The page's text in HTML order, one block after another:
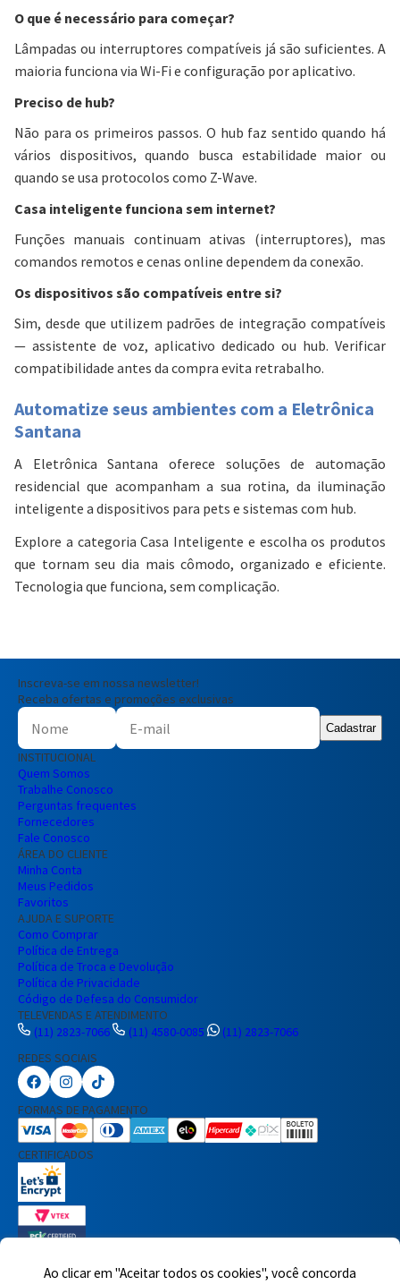
Ao clicar em "Aceitar todos os cookies", você concorda
O que é necessário para começar?
Lâmpadas ou interruptores compatíveis já são suficientes. A
maioria funciona via Wi-Fi e configuração por aplicativo.
Preciso de hub?
Não para os primeiros passos. O hub faz sentido quando há
vários dispositivos, quando busca estabilidade maior ou
quando se usa protocolos como Z-Wave.
Casa inteligente funciona sem internet?
Funções manuais continuam ativas (interruptores), mas
comandos remotos e cenas online dependem da conexão.
Os dispositivos são compatíveis entre si?
Sim, desde que utilizem padrões de integração compatíveis
— assistente de voz, aplicativo dedicado ou hub. Verificar
compatibilidade antes da compra evita retrabalho.
Automatize seus ambientes com a Eletrônica
Santana
A Eletrônica Santana oferece soluções de automação
residencial que acompanham a sua rotina, da iluminação
inteligente a dispositivos para pets e sistemas com hub.
Explore a categoria Casa Inteligente e escolha os produtos
que tornam seu dia mais cômodo, organizado e eficiente.
Tecnologia que funciona, sem complicação.
Inscreva-se em nossa newsletter!
Receba ofertas e promoções exclusivas
Cadastrar
INSTITUCIONAL
Quem Somos
Trabalhe Conosco
Perguntas frequentes
Fornecedores
Fale Conosco
ÁREA DO CLIENTE
Minha Conta
Meus Pedidos
Favoritos
AJUDA E SUPORTE
Como Comprar
Política de Entrega
Política de Troca e Devolução
Política de Privacidade
Código de Defesa do Consumidor
TELEVENDAS E ATENDIMENTO
(11) 2823-7066
(11) 4580-0085
(11) 2823-7066
REDES SOCIAIS
FORMAS DE PAGAMENTO
CERTIFICADOS
Nome Completo